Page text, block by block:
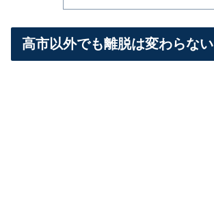
高市以外でも離脱は変わらない